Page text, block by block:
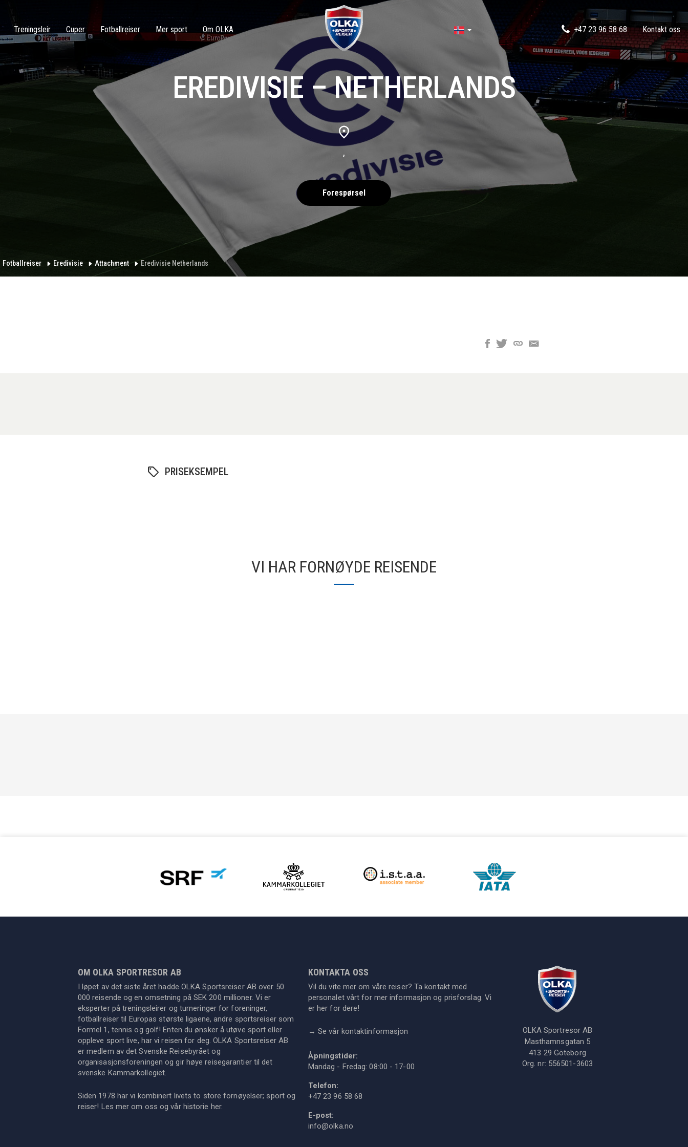
Treningsleir Cuper Fotballreiser Mer sport Om OLKA +47 23 96 58 68 Kontakt oss
EREDIVISIE – NETHERLANDS
,
Forespørsel
Fotballreiser Eredivisie Attachment Eredivisie Netherlands
PRISEKSEMPEL
VI HAR FORNØYDE REISENDE
OM OLKA SPORTRESOR AB
I løpet av det siste året hadde OLKA Sportsreiser AB over 50
000 reisende og en omsetning på SEK 200 millioner. Vi er
eksperter på treningsleirer og turneringer for foreninger,
fotballreiser til Europas største ligaene, andre sportsreiser som
Formel 1, tennis og golf! Enten du ønsker å utøve sport eller
oppleve sport live, har vi reisen for deg. OLKA Sportsreiser AB
er medlem av det Svenske Reisebyrået og
organisasjonsforeningen og gir høye reisegarantier til det
svenske Kammarkollegiet.
Siden 1978 har vi kombinert livets to store fornøyelser; sport og
reiser! Les mer om oss og vår historie her.
KONTAKTA OSS
Vil du vite mer om våre reiser? Ta kontakt med
personalet vårt for mer informasjon og prisforslag. Vi
er her for dere!
→ Se vår kontaktinformasjon
Åpningstider:
Mandag - Fredag: 08:00 - 17-00
Telefon:
+47 23 96 58 68
E-post:
info@olka.no
OLKA Sportresor AB
Masthamnsgatan 5
413 29 Göteborg
Org. nr: 556501-3603